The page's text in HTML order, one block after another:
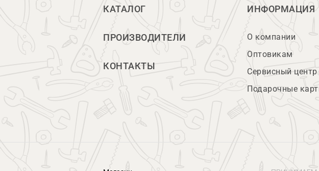
КАТАЛОГ
ПРОИЗВОДИТЕЛИ
КОНТАКТЫ
ИНФОРМАЦИЯ
О компании
Оптовикам
Сервисный центр
Подарочные